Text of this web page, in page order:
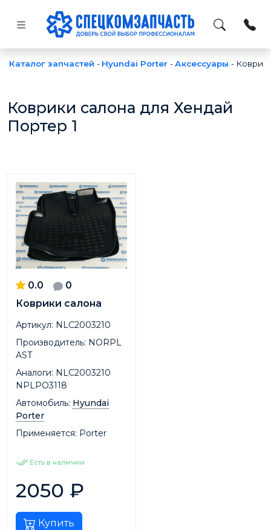
Каталог запчастей - Hyundai Porter -Аксессуары -
Коврики салона для Хендай
Портер 1
0.0
0
Коврики салона
Артикул: NLC2003210
Производитель: NORPL
AST
Аналоги: NLC2003210
NPLPO3118
Автомобиль: Hyundai
Porter
Применяется: Porter
Есть в наличии
2050 ₽
Купить